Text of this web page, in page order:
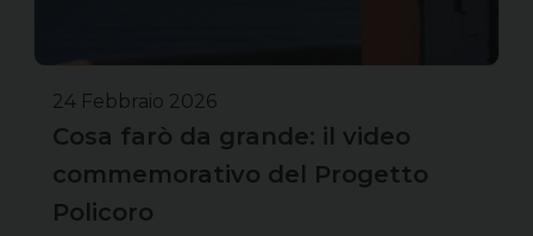
24 Febbraio 2026
Cosa farò da grande: il video
commemorativo del Progetto
Policoro